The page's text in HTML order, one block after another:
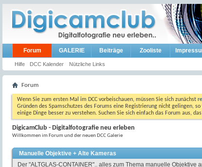
Forum
Hilfe DCC Kalender Nützliche Links
GALERIE Beiträge Zooliste
Forum
Wenn Sie zum ersten Mal im DCC vorbeischauen, müssen Sie sich zunächst
Gründen des Spamschutzes des Forums eine Registrierung nicht gelingen,
einige Dinge besser zu verstehen. Suchen Sie sich einfach das Forum aus,
DigicamClub - Digitalfotografie neu erleben
Willkommen im Forum und der neuen DCC Galerie
Manuelle Objektive + Alte Kameras
Der "ALTGLAS-CONTAINER".. alles zum Thema manuelle Objektive